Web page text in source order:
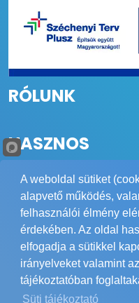
RÓLUNK
HASZNOS
Copyright © 1984-2026
Minden jog fenntartva.
Elérhetőség
ÁSZF
A weboldal sütiket
alapvető működés,
felhasználói élmény
érdekében. Az oldal
elfogadja a sütikkel
irányelveket valamint
tájékoztatóban
Süti tájékoztató